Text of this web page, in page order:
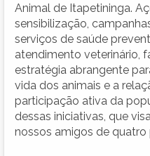
Animal de Itapetininga.
sensibilização,
serviços de saúde
atendimento veterinário,
estratégia abrangente
vida dos animais e a
participação ativa da
dessas iniciativas, que
nossos amigos de quatro